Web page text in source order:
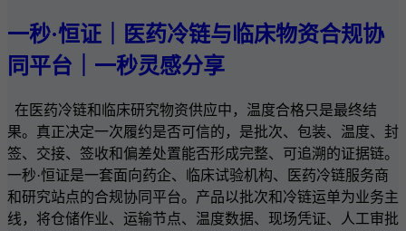
一秒·恒证｜医药冷链与临床物资合规协
同平台｜一秒灵感分享
在医药冷链和临床研究物资供应中，温度合格只是最终结
果。真正决定一次履约是否可信的，是批次、包装、温度、封
签、交接、签收和偏差处置能否形成完整、可追溯的证据链。
一秒·恒证是一套面向药企、临床试验机构、医药冷链服务商
和研究站点的合规协同平台。产品以批次和冷链运单为业务主
线，将仓储作业、运输节点、温度数据、现场凭证、人工审批